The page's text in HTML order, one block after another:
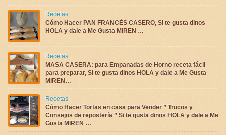
Recetas
Cómo Hacer PAN FRANCÉS CASERO, Si te gusta dinos
HOLA y dale a Me Gusta MIREN …
Recetas
MASA CASERA: para Empanadas de Horno receta fácil
para preparar, Si te gusta dinos HOLA y dale a Me Gusta
MIREN…
Recetas
Cómo Hacer Tortas en casa para Vender ” Trucos y
Consejos de repostería ” Si te gusta dinos HOLA y dale a Me
Gusta MIREN …